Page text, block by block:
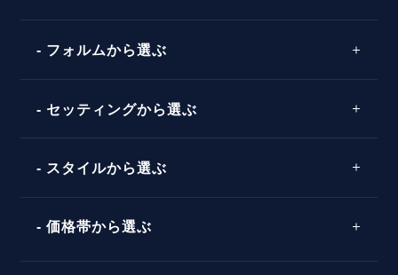
婚約指輪マッチング診断
タイミング
言葉
プラチナ
コンビネーション
フォルムから選ぶ
ストレートライン
セッティングから選ぶ
ソリテール
スタイルから選ぶ
シンプル
価格帯から選ぶ